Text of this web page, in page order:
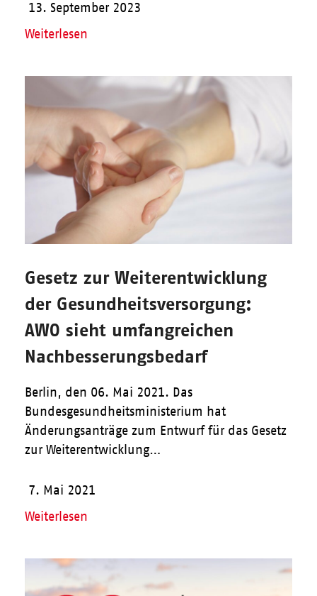
13. September 2023
Weiterlesen
Gesetz zur Weiterentwicklung
der Gesundheitsversorgung:
AWO sieht umfangreichen
Nachbesserungsbedarf
Berlin, den 06. Mai 2021. Das
Bundesgesundheitsministerium hat
Änderungsanträge zum Entwurf für das Gesetz
zur Weiterentwicklung…
7. Mai 2021
Weiterlesen